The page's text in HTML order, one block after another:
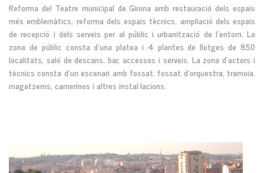
Reforma del Teatre municipal de Girona amb restauració dels espais
més emblemàtics, reforma dels espais tècnics, ampliació dels espais
de recepció i dels serveis per al públic i urbanització de l’entorn. La
zona de públic consta d’una platea i 4 plantes de llotges de 850
localitats, saló de descans, bar, accessos i serveis. La zona d’actors i
tècnics consta d’un escenari amb fossat, fossat d’orquestra, tramoia,
magatzems, camerinos i altres instal·lacions.